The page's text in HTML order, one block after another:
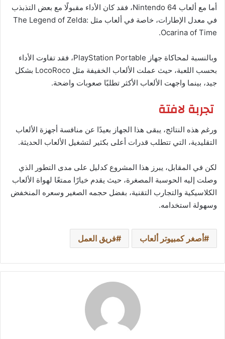
أما مع ألعاب Nintendo 64، فقد كان الأداء مقبولًا مع بعض التذبذب
في معدل الإطارات، خاصة في ألعاب مثل The Legend of Zelda:
Ocarina of Time.
وبالنسبة لمحاكاة جهاز PlayStation Portable، فقد تفاوت الأداء
بحسب اللعبة، حيث عملت الألعاب الخفيفة مثل LocoRoco بشكل
جيد، بينما واجهت الألعاب الأكثر تطلبًا صعوبات واضحة.
تجربة لافتة
ورغم هذه النتائج، يبقى هذا الجهاز بعيدًا عن منافسة أجهزة الألعاب
التقليدية، التي تتطلب قدرات أعلى بكثير لتشغيل الألعاب الحديثة.
لكن في المقابل، يبرز هذا المشروع كدليل على مدى التطور الذي
وصلت إليه الحوسبة المصغرة، حيث يقدم خيارًا ممتعًا لهواة الألعاب
الكلاسيكية والتجارب التقنية، بفضل حجمه الصغير وسعره المنخفض
وسهولة استخدامه.
أصغر كمبيوتر ألعاب فريق العمل